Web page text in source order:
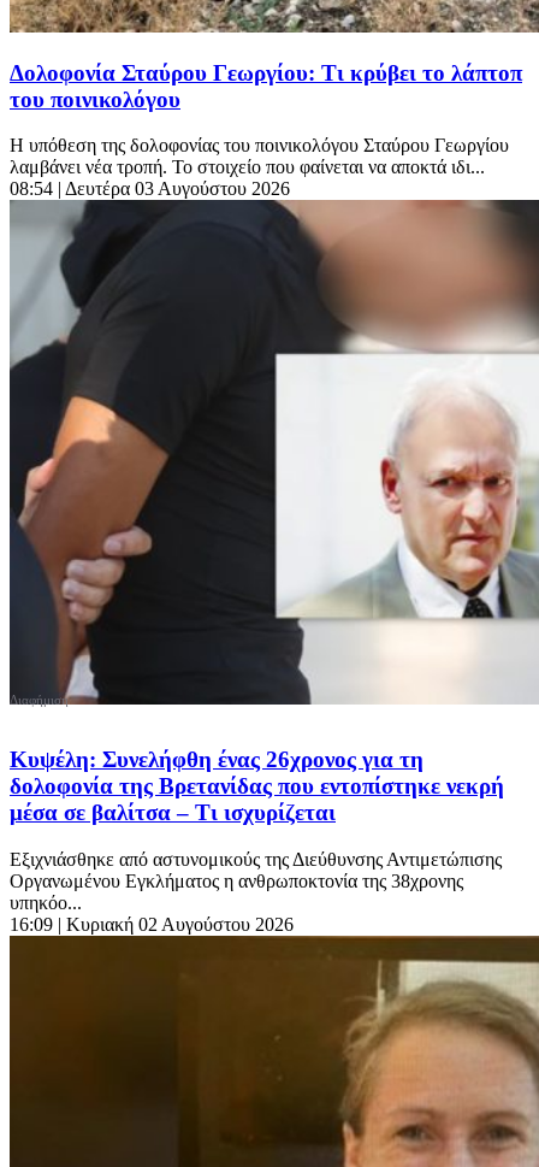
Δολοφονία Σταύρου Γεωργίου: Τι κρύβει το λάπτοπ
του ποινικολόγου
Η υπόθεση της δολοφονίας του ποινικολόγου Σταύρου Γεωργίου
λαμβάνει νέα τροπή. Το στοιχείο που φαίνεται να αποκτά ιδι...
08:54 | Δευτέρα 03 Αυγούστου 2026
Κυψέλη: Συνελήφθη ένας 26χρονος για τη
δολοφονία της Βρετανίδας που εντοπίστηκε νεκρή
μέσα σε βαλίτσα – Τι ισχυρίζεται
Εξιχνιάσθηκε από αστυνομικούς της Διεύθυνσης Αντιμετώπισης
Οργανωμένου Εγκλήματος η ανθρωποκτονία της 38χρονης
υπηκόο...
16:09 | Κυριακή 02 Αυγούστου 2026